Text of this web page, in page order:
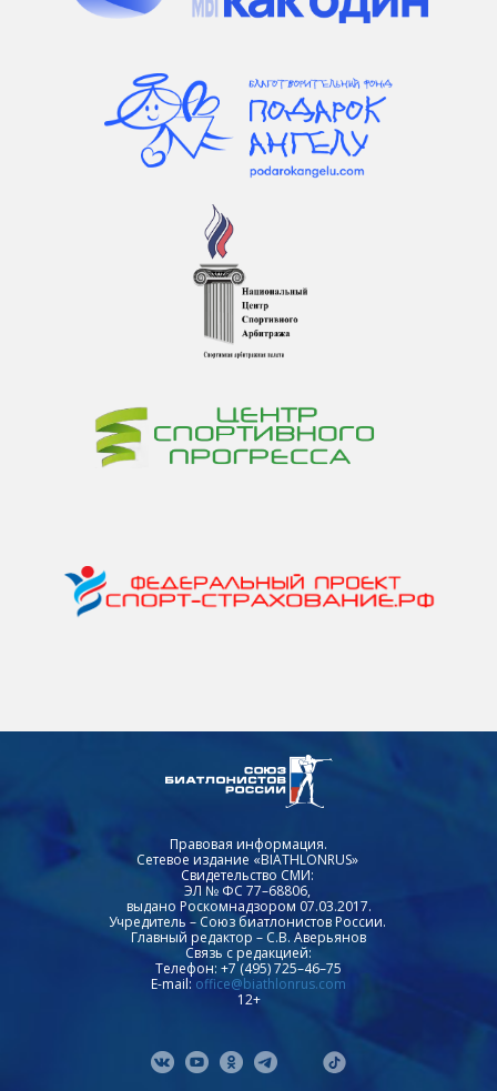
Правовая информация.
Сетевое издание «BIATHLONRUS»
Свидетельство СМИ:
ЭЛ № ФС 77–68806,
выдано Роскомнадзором 07.03.2017.
Учредитель – Союз биатлонистов России.
Главный редактор – С.В. Аверьянов
Связь с редакцией:
Телефон: +7 (495) 725–46–75
E-mail: office@biathlonrus.com
12+